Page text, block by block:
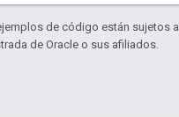
de código están sujetos
de Oracle o sus afiliados.